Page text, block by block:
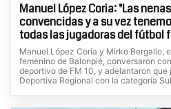
Manuel López Coria: "Las
convencidas y a su vez
todas las jugadoras del fútbol
Manuel López Coria y Mirko Bergallo,
femenino de Balonpié, conversaron
deportivo de FM 10, y adelantaron que
Deportiva Regional con la categoría